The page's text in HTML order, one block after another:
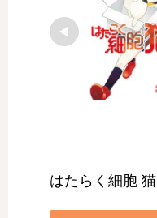
はたらく細胞 猫